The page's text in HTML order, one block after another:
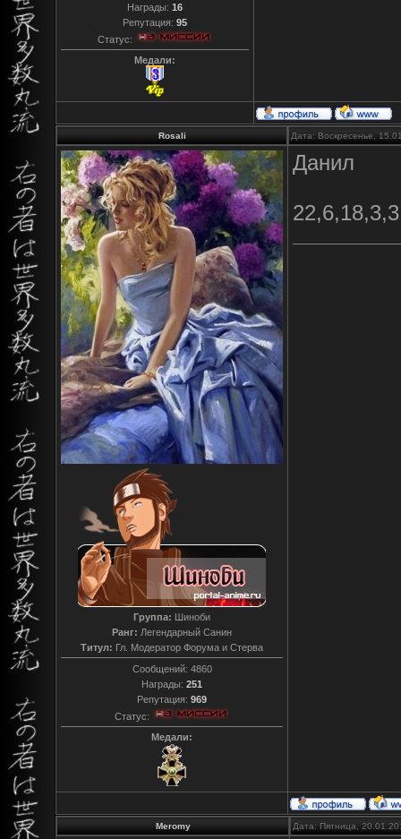
Награды: 16
Репутация: 95
Статус:
Медали:
Rosali Дата: Воскресенье,
Группа: Шиноби
Ранг: Легендарный Санин
Титул: Гл. Модератор Форума и Стерва
Сообщений: 4860
Награды: 251
Репутация: 969
Статус:
Медали:
Данил
Meromy Дата: Пятница,